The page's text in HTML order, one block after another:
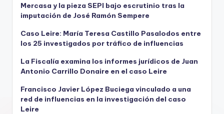
Mercasa y la pieza SEPI bajo escrutinio tras la
imputación de José Ramón Sempere
Caso Leire: María Teresa Castillo Pasalodos entre
los 25 investigados por tráfico de influencias
La Fiscalía examina los informes jurídicos de Juan
Antonio Carrillo Donaire en el caso Leire
Francisco Javier López Buciega vinculado a una
red de influencias en la investigación del caso
Leire